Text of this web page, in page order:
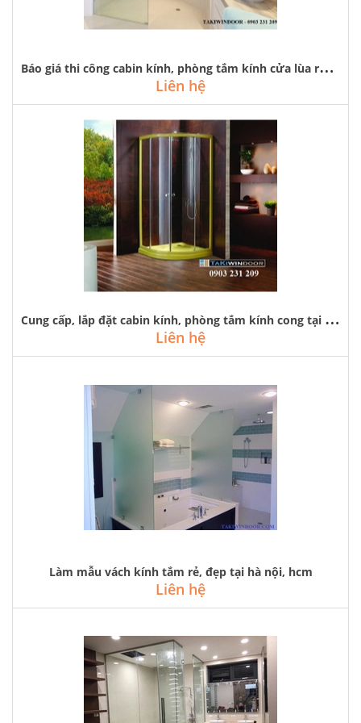
B
áo giá thi công cabin kính, phòng tắm kính cửa lùa rẻ đẹp tại hà nội
Liên hệ
C
ung cấp, lắp đặt cabin kính, phòng tắm kính cong tại hà nội
Liên hệ
Làm mẫu vách kính tắm rẻ, đẹp tại hà nội, hcm
Liên hệ